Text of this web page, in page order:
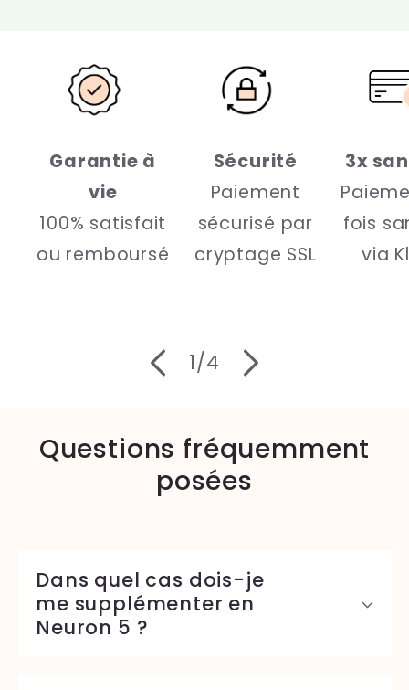
Garantie à
vie
100% satisfait
ou remboursé
Sécurité
Paiement
sécurisé par
cryptage SSL
3x
fois
via
1/de
4
Questions fréquemment
posées
Dans quel cas dois-je
me supplémenter en
Neuron 5 ?